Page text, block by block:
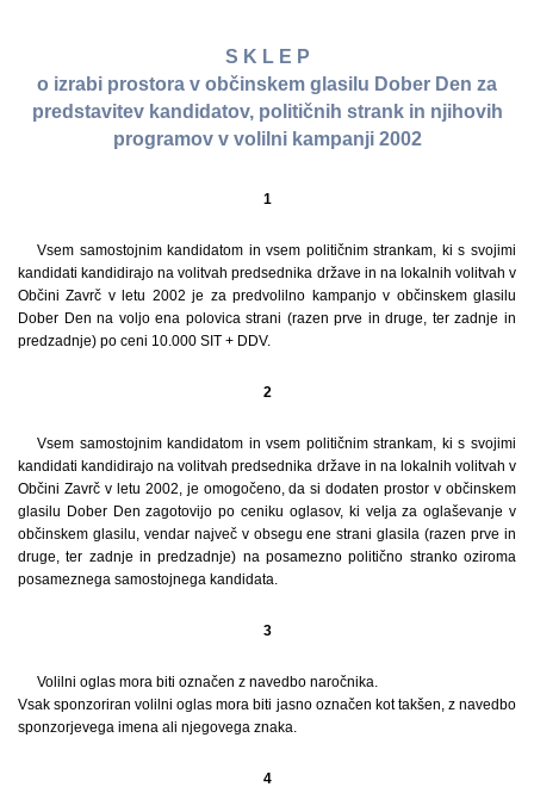
S K L E P
o izrabi prostora v občinskem glasilu Dober Den za
predstavitev kandidatov, političnih strank in njihovih
programov v volilni kampanji 2002
1
Vsem samostojnim kandidatom in vsem političnim strankam, ki s svojimi
kandidati kandidirajo na volitvah predsednika države in na lokalnih volitvah v
Občini Zavrč v letu 2002 je za predvolilno kampanjo v občinskem glasilu
Dober Den na voljo ena polovica strani (razen prve in druge, ter zadnje in
predzadnje) po ceni 10.000 SIT + DDV.
2
Vsem samostojnim kandidatom in vsem političnim strankam, ki s svojimi
kandidati kandidirajo na volitvah predsednika države in na lokalnih volitvah v
Občini Zavrč v letu 2002, je omogočeno, da si dodaten prostor v občinskem
glasilu Dober Den zagotovijo po ceniku oglasov, ki velja za oglaševanje v
občinskem glasilu, vendar največ v obsegu ene strani glasila (razen prve in
druge, ter zadnje in predzadnje) na posamezno politično stranko oziroma
posameznega samostojnega kandidata.
3
Volilni oglas mora biti označen z navedbo naročnika.
Vsak sponzoriran volilni oglas mora biti jasno označen kot takšen, z navedbo
sponzorjevega imena ali njegovega znaka.
4